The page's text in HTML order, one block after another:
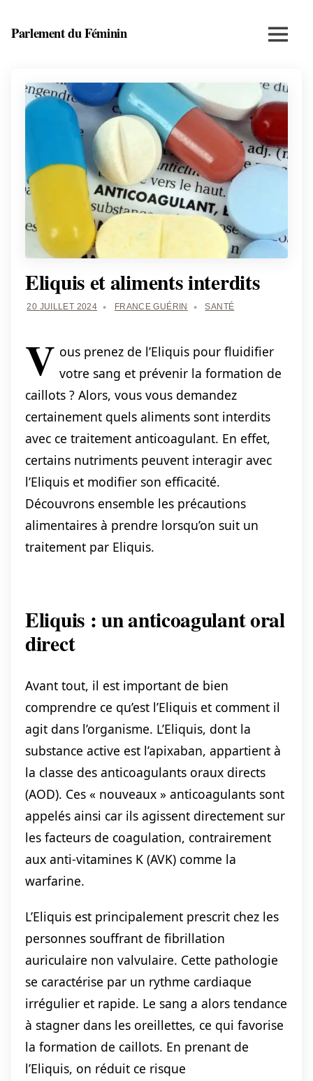
Parlement du Féminin
bien-
être
entrepreneuriat
féminin
Menu
Eliquis et aliments interdits
20 JUILLET 2024 FRANCE GUÉRIN SANTÉ
V ous prenez de l’Eliquis pour fluidifier
votre sang et prévenir la formation de
caillots ? Alors, vous vous demandez
certainement quels aliments sont interdits
avec ce traitement anticoagulant. En effet,
certains nutriments peuvent interagir avec
l’Eliquis et modifier son efficacité.
Découvrons ensemble les précautions
alimentaires à prendre lorsqu’on suit un
traitement par Eliquis.
Eliquis : un anticoagulant oral
direct
Avant tout, il est important de bien
comprendre ce qu’est l’Eliquis et comment il
agit dans l’organisme. L’Eliquis, dont la
substance active est l’apixaban, appartient à
la classe des anticoagulants oraux directs
(AOD). Ces « nouveaux » anticoagulants sont
appelés ainsi car ils agissent directement sur
les facteurs de coagulation, contrairement
aux anti-vitamines K (AVK) comme la
warfarine.
L’Eliquis est principalement prescrit chez les
personnes souffrant de fibrillation
auriculaire non valvulaire. Cette pathologie
se caractérise par un rythme cardiaque
irrégulier et rapide. Le sang a alors tendance
à stagner dans les oreillettes, ce qui favorise
la formation de caillots. En prenant de
l’Eliquis, on réduit ce risque